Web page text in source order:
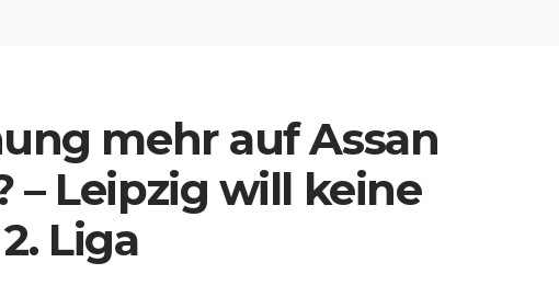
mehr auf Assan
– Leipzig will keine
Liga